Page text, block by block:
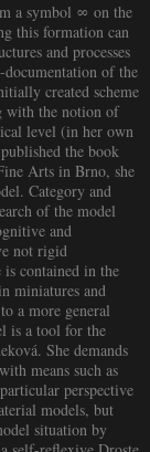
a symbol ∞ on the
this formation can
and processes
of the
created scheme
with the notion of
level (in her own
the book
Arts in Brno, she
Category and
of the model
and
not rigid
is contained in the
miniatures and
a more general
is a tool for the
She demands
means such as
perspective
models, but
situation by